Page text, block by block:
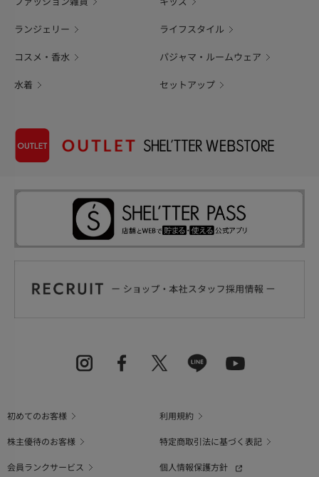
ランジェリー ライフスタイル
コスメ・香水 パジャマ・ルームウェア
水着 セットアップ
初めてのお客様
利用規約
株主優待のお客様
特定商取引法に基づく表記
会員ランクサービス
個人情報保護方針